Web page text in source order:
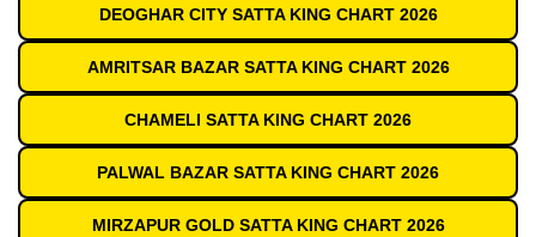
DEOGHAR CITY SATTA KING CHART 2026
AMRITSAR BAZAR SATTA KING CHART 2026
CHAMELI SATTA KING CHART 2026
PALWAL BAZAR SATTA KING CHART 2026
MIRZAPUR GOLD SATTA KING CHART 2026